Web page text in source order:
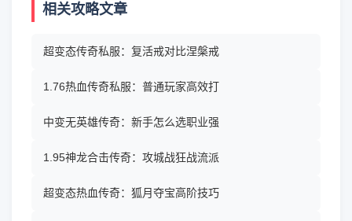
相关攻略文章
超变态传奇私服：复活戒对比涅槃戒
1.76热血传奇私服：普通玩家高效打
中变无英雄传奇：新手怎么选职业强
1.95神龙合击传奇：攻城战狂战流派
超变态热血传奇：狐月夺宝高阶技巧